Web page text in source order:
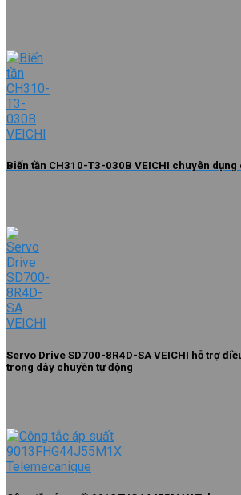
Biến tần CH310-T3-030B VEICHI chuyên
Servo Drive SD700-8R4D-SA VEICHI hỗ trợ
trong dây chuyền tự động